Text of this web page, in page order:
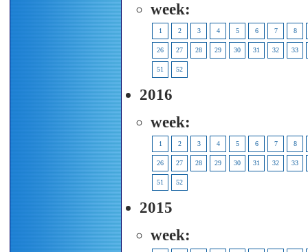
week:
1 2 3 4 5 6 7 8
26 27 28 29 30 31 32 33
51 52
2016
week:
1 2 3 4 5 6 7 8
26 27 28 29 30 31 32 33
51 52
2015
week: